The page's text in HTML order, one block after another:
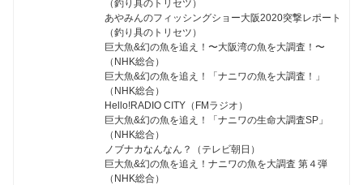
（釣り具のトリセツ）
あやみんのフィッシングショー大阪2020突撃レポート
（釣り具のトリセツ）
巨大魚&幻の魚を追え！〜大阪湾の魚を大調査！〜
（NHK総合）
巨大魚&幻の魚を追え！「ナニワの魚を大調査！」
（NHK総合）
Hello!RADIO CITY（FMラジオ）
巨大魚&幻の魚を追え！「ナニワの生命大調査SP」
（NHK総合）
ノブナカなんなん？（テレビ朝日）
巨大魚&幻の魚を追え！ナニワの魚を大調査 第４弾
（NHK総合）